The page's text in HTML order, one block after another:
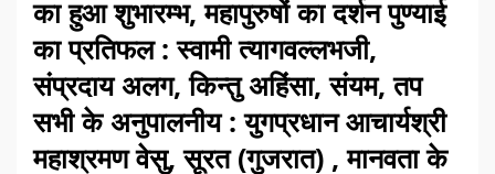
का हुआ शुभारम्भ, महापुरुषों का दर्शन पुण्याई
का प्रतिफल : स्वामी त्यागवल्लभजी,
संप्रदाय अलग, किन्तु अहिंसा, संयम, तप
सभी के अनुपालनीय : युगप्रधान आचार्यश्री
महाश्रमण वेसु, सूरत (गुजरात) , मानवता के